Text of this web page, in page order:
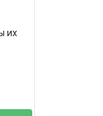
их